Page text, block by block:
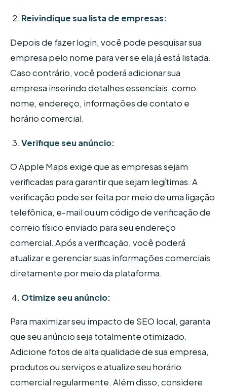
Reivindique sua lista de empresas:
Depois de fazer login, você pode pesquisar sua
empresa pelo nome para ver se ela já está listada.
Caso contrário, você poderá adicionar sua
empresa inserindo detalhes essenciais, como
nome, endereço, informações de contato e
horário comercial.
Verifique seu anúncio:
O Apple Maps exige que as empresas sejam
verificadas para garantir que sejam legítimas. A
verificação pode ser feita por meio de uma ligação
telefônica, e-mail ou um código de verificação de
correio físico enviado para seu endereço
comercial. Após a verificação, você poderá
atualizar e gerenciar suas informações comerciais
diretamente por meio da plataforma.
Otimize seu anúncio:
Para maximizar seu impacto de SEO local, garanta
que seu anúncio seja totalmente otimizado.
Adicione fotos de alta qualidade de sua empresa,
produtos ou serviços e atualize seu horário
comercial regularmente. Além disso, considere